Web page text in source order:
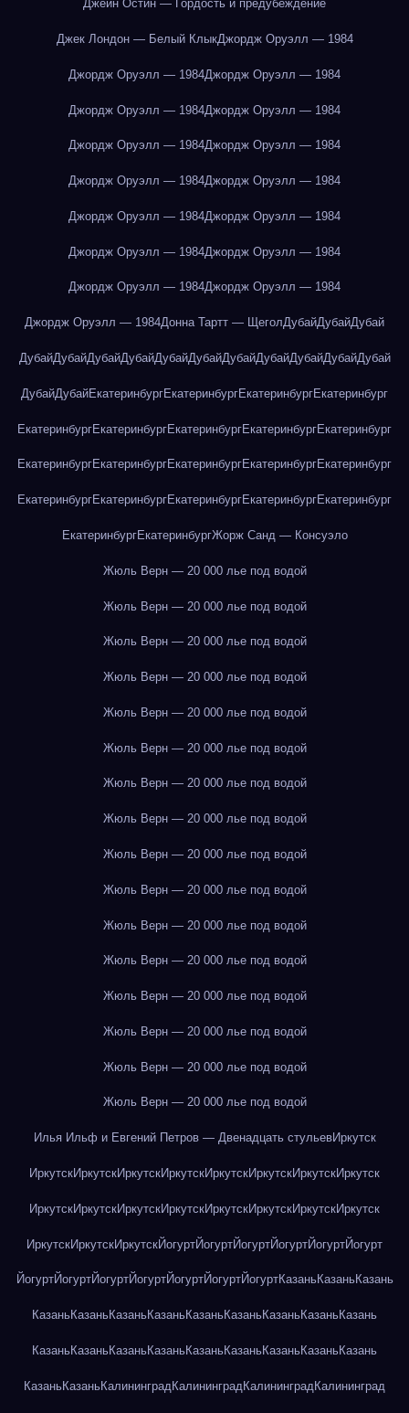
Джейн Остин — Гордость и предубеждение
Джек Лондон — Белый КлыкДжордж Оруэлл — 1984
Джордж Оруэлл — 1984Джордж Оруэлл — 1984
Джордж Оруэлл — 1984Джордж Оруэлл — 1984
Джордж Оруэлл — 1984Джордж Оруэлл — 1984
Джордж Оруэлл — 1984Джордж Оруэлл — 1984
Джордж Оруэлл — 1984Джордж Оруэлл — 1984
Джордж Оруэлл — 1984Джордж Оруэлл — 1984
Джордж Оруэлл — 1984Джордж Оруэлл — 1984
Джордж Оруэлл — 1984Донна Тартт — ЩеголДубайДубайДубай
ДубайДубайДубайДубайДубайДубайДубайДубайДубайДубайДубай
ДубайДубайЕкатеринбургЕкатеринбургЕкатеринбургЕкатеринбург
ЕкатеринбургЕкатеринбургЕкатеринбургЕкатеринбургЕкатеринбург
ЕкатеринбургЕкатеринбургЕкатеринбургЕкатеринбургЕкатеринбург
ЕкатеринбургЕкатеринбургЕкатеринбургЕкатеринбургЕкатеринбург
ЕкатеринбургЕкатеринбургЖорж Санд — Консуэло
Жюль Верн — 20 000 лье под водой
Жюль Верн — 20 000 лье под водой
Жюль Верн — 20 000 лье под водой
Жюль Верн — 20 000 лье под водой
Жюль Верн — 20 000 лье под водой
Жюль Верн — 20 000 лье под водой
Жюль Верн — 20 000 лье под водой
Жюль Верн — 20 000 лье под водой
Жюль Верн — 20 000 лье под водой
Жюль Верн — 20 000 лье под водой
Жюль Верн — 20 000 лье под водой
Жюль Верн — 20 000 лье под водой
Жюль Верн — 20 000 лье под водой
Жюль Верн — 20 000 лье под водой
Жюль Верн — 20 000 лье под водой
Жюль Верн — 20 000 лье под водой
Илья Ильф и Евгений Петров — Двенадцать стульевИркутск
ИркутскИркутскИркутскИркутскИркутскИркутскИркутскИркутск
ИркутскИркутскИркутскИркутскИркутскИркутскИркутскИркутск
ИркутскИркутскИркутскЙогуртЙогуртЙогуртЙогуртЙогуртЙогурт
ЙогуртЙогуртЙогуртЙогуртЙогуртЙогуртЙогуртКазаньКазаньКазань
КазаньКазаньКазаньКазаньКазаньКазаньКазаньКазаньКазань
КазаньКазаньКазаньКазаньКазаньКазаньКазаньКазаньКазань
КазаньКазаньКалининградКалининградКалининградКалининград